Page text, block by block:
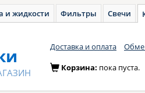
и жидкости Фильтры Свечи
Доставка и оплата
Корзина: пока пуста.